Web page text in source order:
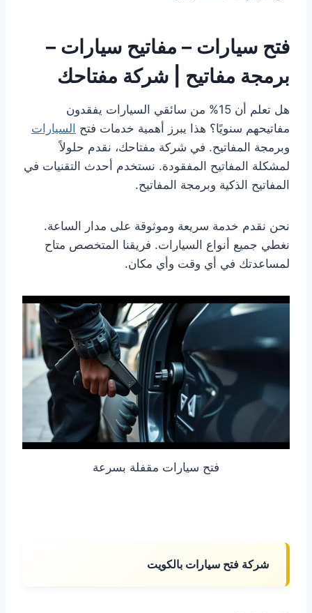
فتح سيارات – مفاتيح سيارات –
برمجة مفاتيح | شركة مفتاحك
هل تعلم أن 15% من سائقي السيارات يفقدون
مفاتيحهم سنويًا؟ هذا يبرز أهمية خدمات فتح السيارات
وبرمجة المفاتيح. في شركة مفتاحك، نقدم حلولاً
لمشكلة المفاتيح المفقودة. نستخدم أحدث التقنيات في
المفاتيح الذكية وبرمجة المفاتيح.
نحن نقدم خدمة سريعة وموثوقة على مدار الساعة.
نغطي جميع أنواع السيارات. فريقنا المتخصص متاح
لمساعدتك في أي وقت وأي مكان.
فتح سيارات مقفلة بسرعة
شركة فتح سيارات بالكويت